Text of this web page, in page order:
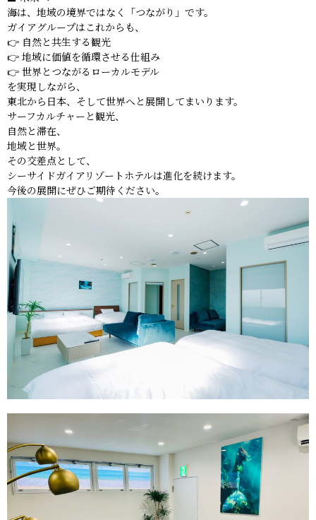
海は、地域の境界ではなく「つながり」です。
ガイアグループはこれからも、
👉 自然と共生する観光
👉 地域に価値を循環させる仕組み
👉 世界とつながるローカルモデル
を実現しながら、
東北から日本、そして世界へと展開してまいります。
サーフカルチャーと観光、
自然と滞在、
地域と世界。
その交差点として、
シーサイドガイアリゾートホテルは進化を続けます。
今後の展開にぜひご期待ください。